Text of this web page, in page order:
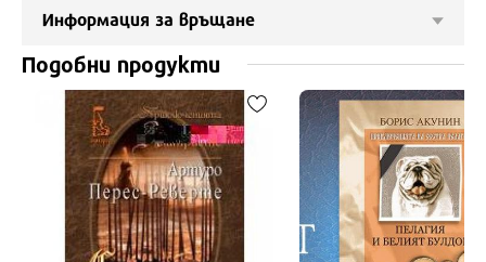
Информация за връщане
Подобни продукти